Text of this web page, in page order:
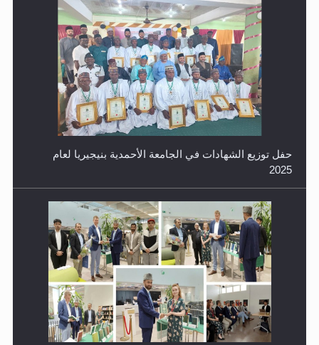
حفل توزيع الشهادات في الجامعة الأحمدية بنيجيريا لعام
2025